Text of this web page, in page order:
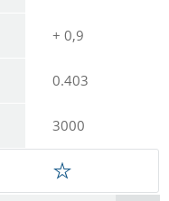
+ 0,9
0.403
3000